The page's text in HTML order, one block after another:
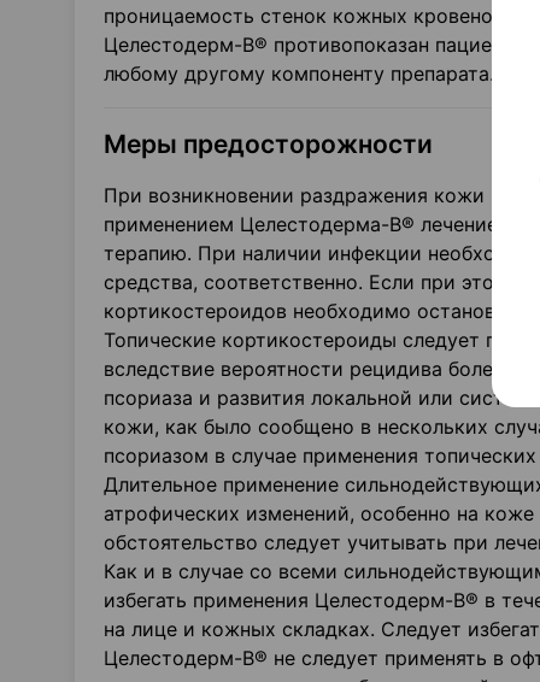
проницаемость стенок кожных
Целестодерм-В® противопоказан
любому другому компоненту препарата.
Меры предосторожности
При возникновении раздражения кожи или
применением Целестодерма-В® лечение
терапию. При наличии инфекции
средства, соответственно. Если при этом
кортикостероидов необходимо остановить
Топические кортикостероиды следует
вследствие вероятности рецидива болезни,
псориаза и развития локальной или
кожи, как было сообщено в нескольких
псориазом в случае применения
Длительное применение
атрофических изменений, особенно на
обстоятельство следует учитывать при
Как и в случае со всеми
избегать применения Целестодерм-В® в
на лице и кожных складках. Следует
Целестодерм-В® не следует применять в